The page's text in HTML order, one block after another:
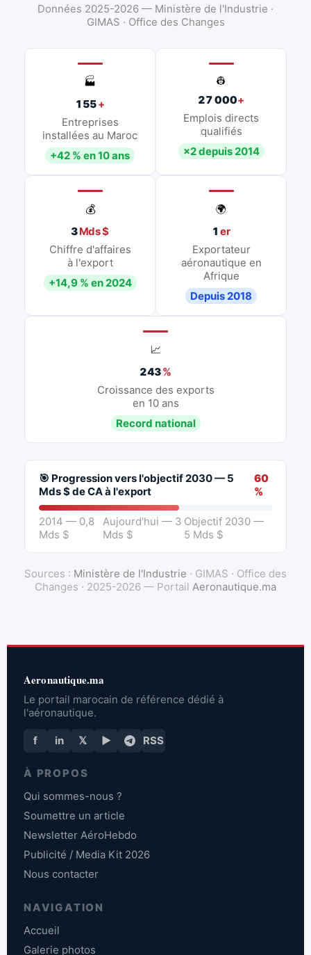
Données 2025-2026 — Ministère de l'Industrie ·
GIMAS · Office des Changes
🏭
155+
Entreprises
installées au Maroc
+42 % en 10 ans
👷
27 000+
Emplois directs
qualifiés
×2 depuis 2014
💰
3Mds $
Chiffre d'affaires
à l'export
+14,9 % en 2024
🌍
1 er
Exportateur
aéronautique en
Afrique
Depuis 2018
📈
243%
Croissance des exports
en 10 ans
Record national
🎯 Progression vers l'objectif 2030 — 5
Mds $ de CA à l'export
60
%
2014 — 0,8
Mds $
Aujourd'hui — 3
Mds $
Objectif 2030 —
5 Mds $
Sources : Ministère de l'Industrie · GIMAS · Office des
Changes · 2025-2026 — Portail Aeronautique.ma
Aeronautique.ma
Le portail marocain de référence dédié à
l'aéronautique.
f in 𝕏 ▶ RSS
À PROPOS
Qui sommes-nous ?
Soumettre un article
Newsletter AéroHebdo
Publicité / Media Kit 2026
Nous contacter
NAVIGATION
Accueil
Galerie photos